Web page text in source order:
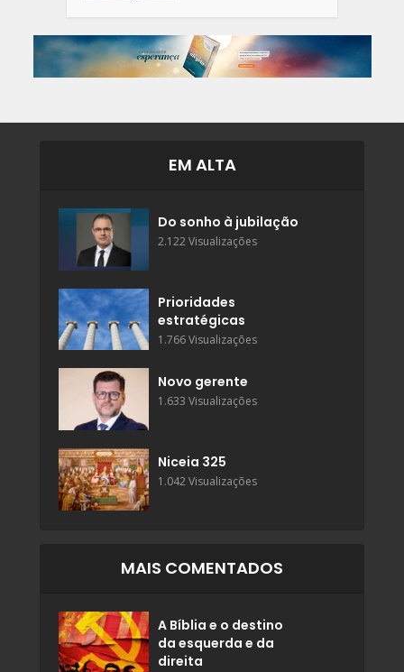
EM ALTA
Do sonho à jubilação
2.122 Visualizações
Prioridades
estratégicas
1.766 Visualizações
Novo gerente
1.633 Visualizações
Niceia 325
1.042 Visualizações
MAIS COMENTADOS
A Bíblia e o destino
da esquerda e da
direita